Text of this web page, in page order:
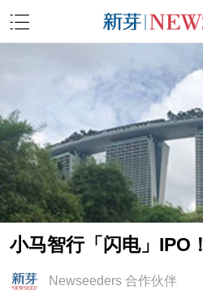
小马智行「闪电」IPO！
Newseeders 合作伙伴